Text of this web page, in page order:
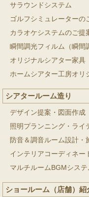
サラウンドシステム
ゴルフシミュレーターの
カラオケシステムのご提
瞬間調光フィルム（瞬間
オリジナルシアター家具
ホームシアター工房オリ
シアタールーム造り
デザイン提案・図面作成
照明プランニング・ライ
防音＆調音ルーム設計・
インテリアコーディネー
マルチルームBGMシステ
ショールーム（店舗）紹